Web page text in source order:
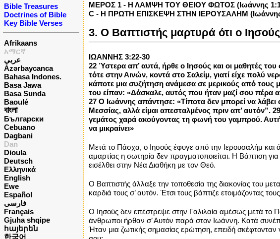
Bible Treasures
Doctrines of Bible
Key Bible Verses
Afrikaans
አማርኛ
عربي
Azərbaycanca
Bahasa Indones.
Basa Jawa
Basa Sunda
Baoulé
বাংলা
Български
Cebuano
Dagbani
Dan
Dioula
Deutsch
Ελληνικά
English
Ewe
Español
فارسی
Français
Gjuha shqipe
հայերեն
한국어
ΜΕΡΟΣ 1 - Η ΛΑΜΨΗ ΤΟΥ ΘΕΙΟΥ ΦΩΤΟΣ (Ιωάννης 1:1
C - Η ΠΡΩΤΗ ΕΠΙΣΚΕΨΗ ΣΤΗΝ ΙΕΡΟΥΣΑΛΗΜ (Ιωάννης
3. Ο Βαπτιστής μαρτυρά ότι ο
ΙΩΑΝΝΗΣ 3:22-30
22 Ύστερα απ’ αυτά, ήρθε ο Ιησούς και οι μαθητές του
τότε στην Αινών, κοντά στο Σαλείμ, γιατί είχε πολύ
κάποτε μια συζήτηση ανάμεσα σε μερικούς από τους
του είπαν: «Δάσκαλε, αυτός που ήταν μαζί σου πέρα
27 Ο Ιωάννης απάντησε: «Τίποτα δεν μπορεί να λάβει
Μεσσίας, αλλά είμαι απεσταλμένος πριν απ’ αυτόν”.
γεμάτος χαρά ακούγοντας τη φωνή του γαμπρού. Αυτή
να μικραίνει»
Μετά το Πάσχα, ο Ιησούς έφυγε από την Ιερουσαλήμ και
αμαρτίας η σωτηρία δεν πραγματοποιείται. Η Βάπτιση
εισέλθει στην Νέα Διαθήκη με τον Θεό.
Ο Βαπτιστής άλλαξε την τοποθεσία της διακονίας του
καρδιά τους σ’ αυτόν. Έτσι τους βάπτιζε ετοιμάζοντας
Ο Ιησούς δεν επέστρεψε στην Γαλιλαία αμέσως μετά το
άνθρωποι ήρθαν σ’ Αυτόν παρά στον Ιωάννη. Κατά
Ήταν μια ζωτικής σημασίας ερώτηση, επειδή